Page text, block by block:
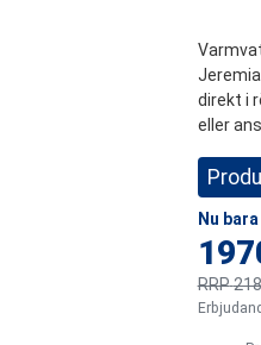
direkt i
eller
Nu bara
RRP